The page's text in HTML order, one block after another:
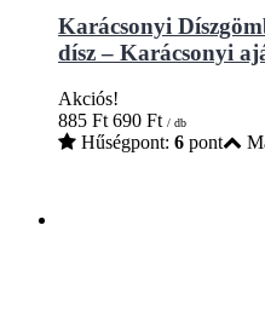
Karácsonyi
dísz – Karácsonyi
Akciós!
885 Ft 690 Ft / db
Hűségpont: 6 pont